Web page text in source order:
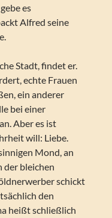
es
Alfred seine
Stadt, findet er.
echte Frauen
ein anderer
bei einer
Aber es ist
will: Liebe.
Mond, an
der bleichen
schickt
den
heißt schließlich